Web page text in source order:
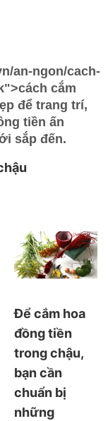
an-ngon/cach-
cắm
để trang trí,
tiền ấn
sắp đến.
Để cắm hoa
đồng tiền
trong chậu,
bạn cần
chuẩn bị
những